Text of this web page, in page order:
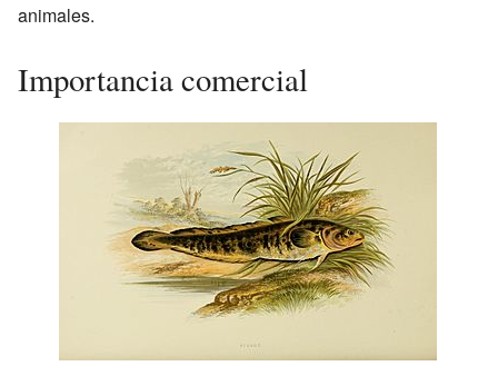
animales.
Importancia comercial